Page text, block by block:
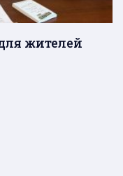
жителей